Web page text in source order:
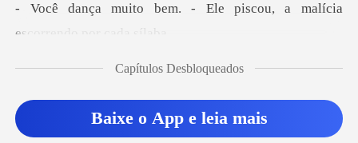
Ele piscou, a malícia
es
um ótimo pCapítulos Desbloqueados
Baixe o App e leia mais